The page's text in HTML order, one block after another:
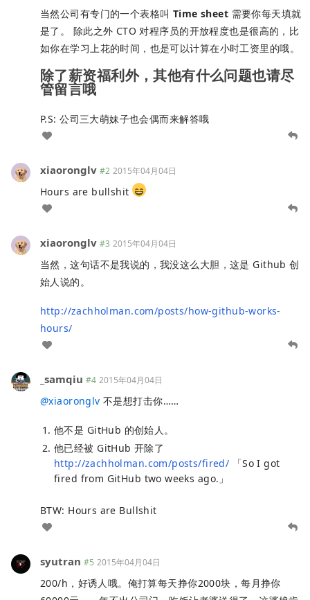
当然公司有专门的一个表格叫 Time sheet 需要你每天填就
是了。 除此之外 CTO 对程序员的开放程度也是很高的，比
如你在学习上花的时间，也是可以计算在小时工资里的哦。
除了薪资福利外，其他有什么问题也请尽
管留言哦
P.S: 公司三大萌妹子也会偶而来解答哦
xiaoronglv #2 2015年04月04日
Hours are bullshit
xiaoronglv #3 2015年04月04日
当然，这句话不是我说的，我没这么大胆，这是 Github 创
始人说的。
http://zachholman.com/posts/how-github-works-
hours/
_samqiu #4 2015年04月04日
@xiaoronglv 不是想打击你……
他不是 GitHub 的创始人。
他已经被 GitHub 开除了
http://zachholman.com/posts/fired/ 「So I got
fired from GitHub two weeks ago.」
BTW: Hours are Bullshit
syutran #5 2015年04月04日
200/h，好诱人哦。俺打算每天挣你2000块，每月挣你